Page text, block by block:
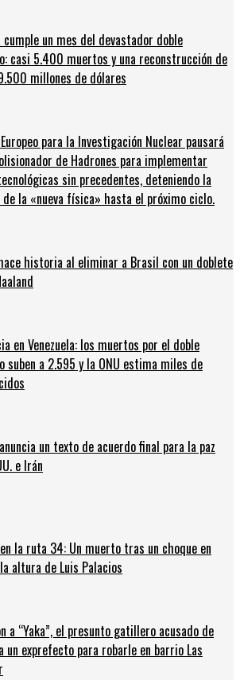
cumple un mes del devastador doble
casi 5.400 muertos y una reconstrucción de
millones de dólares
para la Investigación Nuclear pausará
de Hadrones para implementar
sin precedentes, deteniendo la
de la «nueva física» hasta el próximo ciclo.
historia al eliminar a Brasil con un doblete
en Venezuela: los muertos por el doble
suben a 2.595 y la ONU estima miles de
un texto de acuerdo final para la paz
e Irán
la ruta 34: Un muerto tras un choque en
altura de Luis Palacios
a “Yaka”, el presunto gatillero acusado de
un exprefecto para robarle en barrio Las